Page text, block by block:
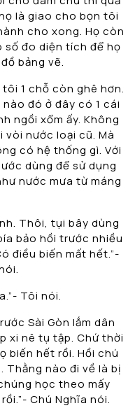
là giao cho bọn tôi
cho xong. Họ còn
số đo diện tích để họ
bảng vẽ.
1 chỗ còn ghê hơn.
đó ở đây có 1 cái
ngồi xổm ấy. Không
vòi nước loại cũ. Mà
có hệ thống gì. Với
dùng để sử dụng
nước mưa từ máng
Thôi, tụi bây dùng
bảo hồi trước nhiều
điều biến mất hết.”-
Tôi nói.
Sài Gòn lắm dân
xi nê tụ tập. Chứ thời
biến hết rồi. Hồi chú
Thằng nào đi về là bị
học theo mấy
Chú Nghĩa nói.